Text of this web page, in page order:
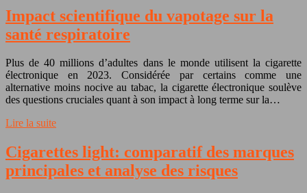
Impact scientifique du vapotage sur la
santé respiratoire
Plus de 40 millions d’adultes dans le monde utilisent la cigarette
électronique en 2023. Considérée par certains comme une
alternative moins nocive au tabac, la cigarette électronique soulève
des questions cruciales quant à son impact à long terme sur la…
Lire la suite
Cigarettes light: comparatif des marques
principales et analyse des risques